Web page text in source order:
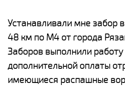
Устанавливали мне забор
48 км по М4 от города
Заборов выполнили
дополнительной оплаты
имеющиеся распашные